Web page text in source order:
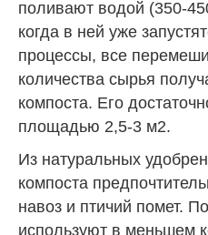
поливают водой (350-
когда в ней уже
процессы, все
количества сырья
компоста. Его
площадью 2,5-3 м2.
Из натуральных
компоста
навоз и птичий помет.
используют в меньшем